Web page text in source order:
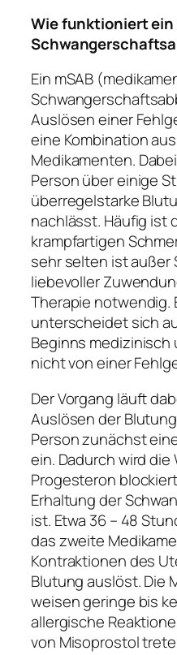
Wie funktioniert
Ein mSAB
Auslösen einer
eine Kombination
Medikamenten.
Person über einige
überregelstarke
nachlässt. Häufig ist
krampfartigen
sehr selten ist außer
liebevoller
Therapie notwendig.
unterscheidet sich
Beginns
nicht von einer
Der Vorgang läuft
Auslösen der
Person zunächst
ein. Dadurch wird
Progesteron
Erhaltung der
ist. Etwa 36 – 48
das zweite
Kontraktionen des
Blutung auslöst. Die
weisen geringe bis
allergische
von Misoprostol